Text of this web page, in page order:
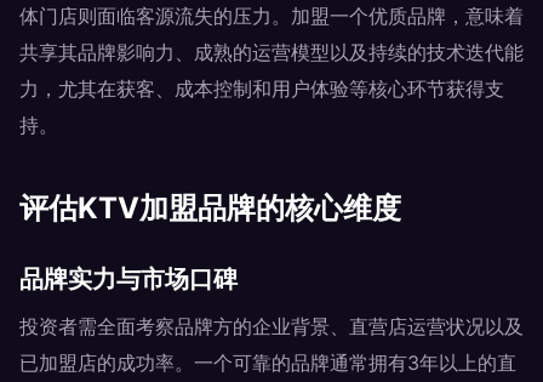
体门店则面临客源流失的压力。加盟一个优质品牌，意味着
共享其品牌影响力、成熟的运营模型以及持续的技术迭代能
力，尤其在获客、成本控制和用户体验等核心环节获得支
持。
评估KTV加盟品牌的核心维度
品牌实力与市场口碑
投资者需全面考察品牌方的企业背景、直营店运营状况以及
已加盟店的成功率。一个可靠的品牌通常拥有3年以上的直